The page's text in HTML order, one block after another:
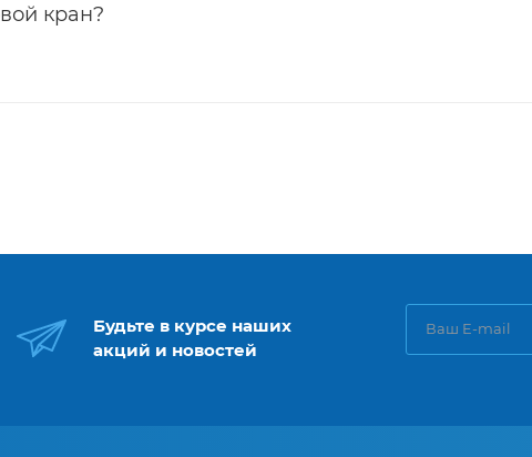
кран?
Будьте в курсе наших
акций и новостей